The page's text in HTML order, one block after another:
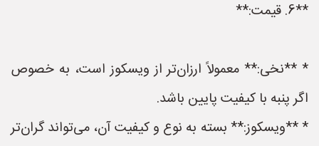
**6. قیمت:**
* **نخی:** معمولاً ارزان‌تر از ویسکوز است، به خصوص
اگر پنبه با کیفیت پایین باشد.
* **ویسکوز:** بسته به نوع و کیفیت آن، می‌تواند گران‌تر